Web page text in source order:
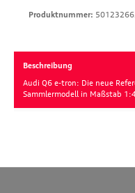
Produktnummer:
Beschreibung
Audi Q6 e-tron: Die neue
Sammlermodell in Maßstab